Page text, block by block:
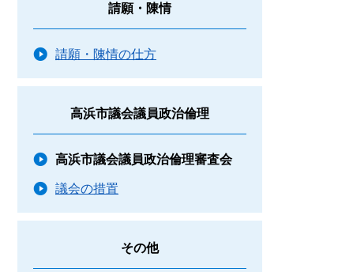
請願・陳情
請願・陳情の仕方
高浜市議会議員政治倫理
高浜市議会議員政治倫理審査会
議会の措置
その他